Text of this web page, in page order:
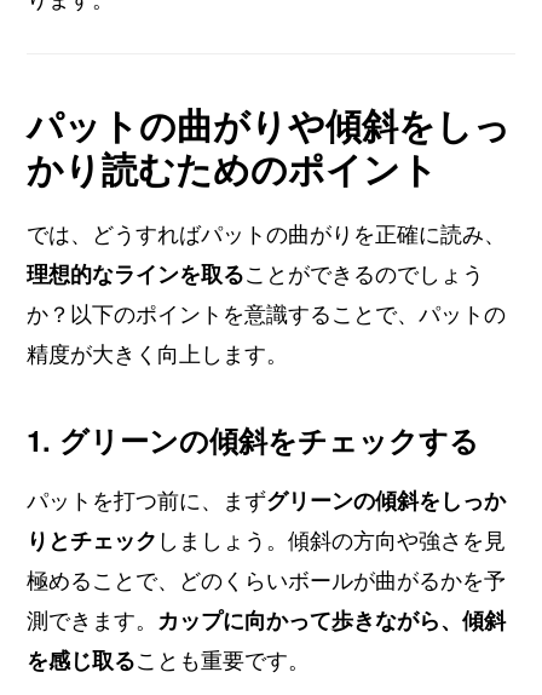
パットの曲がりや傾斜をしっ
かり読むためのポイント
では、どうすればパットの曲がりを正確に読み、
理想的なラインを取ることができるのでしょう
か？以下のポイントを意識することで、パットの
精度が大きく向上します。
1. グリーンの傾斜をチェックする
パットを打つ前に、まずグリーンの傾斜をしっか
りとチェック しましょう。傾斜の方向や強さを見
極めることで、どのくらいボールが曲がるかを予
測できます。 カップに向かって歩きながら、傾斜
を感じ取ることも重要です。